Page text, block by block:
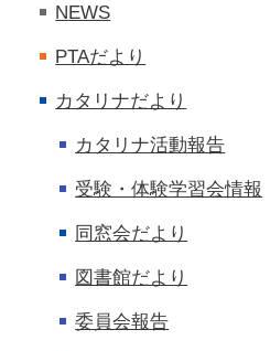
NEWS
PTAだより
カタリナだより
カタリナ活動報告
受験・体験学習会情報
同窓会だより
図書館だより
委員会報告